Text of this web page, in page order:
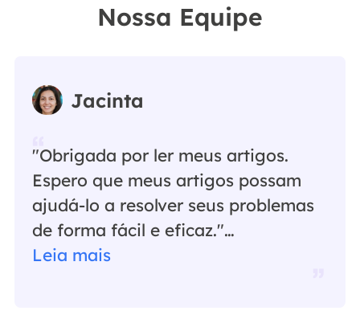
Nossa Equipe
Jacinta
"Obrigada por ler meus artigos.
Espero que meus artigos possam
ajudá-lo a resolver seus problemas
de forma fácil e eficaz."…
Leia mais